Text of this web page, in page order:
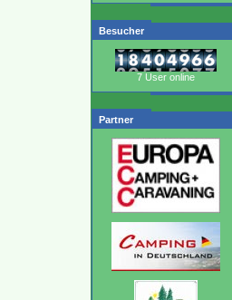
Besucher
7 User online
Partner